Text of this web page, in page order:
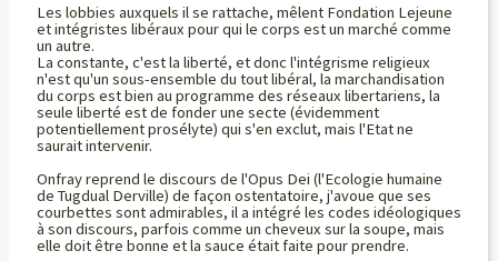
Les lobbies auxquels il se rattache, mêlent Fondation Lejeune
et intégristes libéraux pour qui le corps est un marché comme
un autre.
La constante, c'est la liberté, et donc l'intégrisme religieux
n'est qu'un sous-ensemble du tout libéral, la marchandisation
du corps est bien au programme des réseaux libertariens, la
seule liberté est de fonder une secte (évidemment
potentiellement prosélyte) qui s'en exclut, mais l'Etat ne
saurait intervenir.
Onfray reprend le discours de l'Opus Dei (l'Ecologie humaine
de Tugdual Derville) de façon ostentatoire, j'avoue que ses
courbettes sont admirables, il a intégré les codes idéologiques
à son discours, parfois comme un cheveux sur la soupe, mais
elle doit être bonne et la sauce était faite pour prendre.